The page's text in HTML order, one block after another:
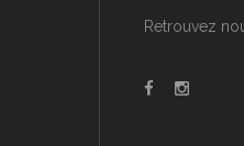
Retrouvez